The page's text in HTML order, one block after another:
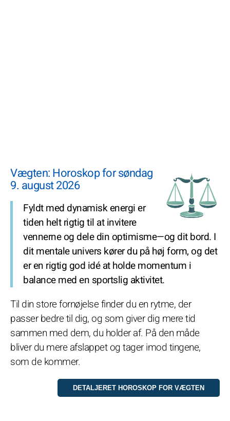
Vægten: Horoskop for søndag
9. august 2026
Fyldt med dynamisk energi er
tiden helt rigtig til at invitere
vennerne og dele din optimisme—og dit bord. I
dit mentale univers kører du på høj form, og det
er en rigtig god idé at holde momentum i
balance med en sportslig aktivitet.
Til din store fornøjelse finder du en rytme, der
passer bedre til dig, og som giver dig mere tid
sammen med dem, du holder af. På den måde
bliver du mere afslappet og tager imod tingene,
som de kommer.